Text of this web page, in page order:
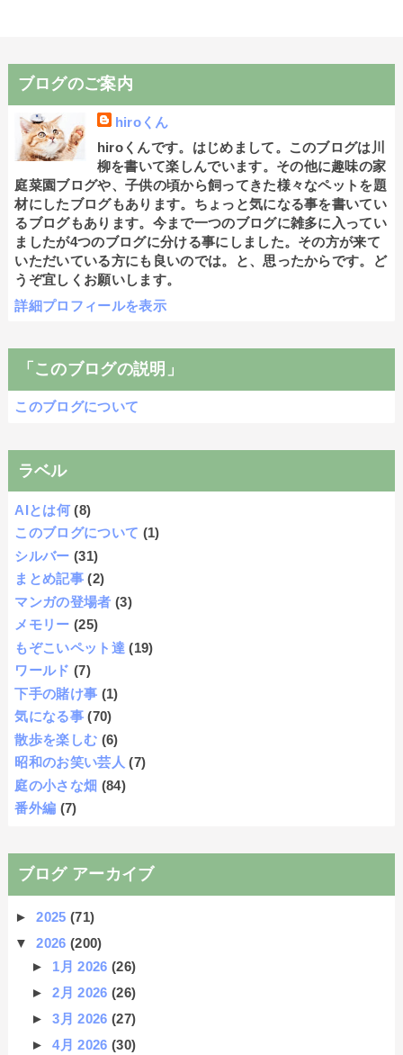
ブログのご案内
hiroくん
hiroくんです。はじめまして。このブログは川
柳を書いて楽しんでいます。その他に趣味の家
庭菜園ブログや、子供の頃から飼ってきた様々なペットを題
材にしたブログもあります。ちょっと気になる事を書いてい
るブログもあります。今まで一つのブログに雑多に入ってい
ましたが4つのブログに分ける事にしました。その方が来て
いただいている方にも良いのでは。と、思ったからです。ど
うぞ宜しくお願いします。
詳細プロフィールを表示
「このブログの説明」
このブログについて
ラベル
AIとは何 (8)
このブログについて (1)
シルバー (31)
まとめ記事 (2)
マンガの登場者 (3)
メモリー (25)
もぞこいペット達 (19)
ワールド (7)
下手の賭け事 (1)
気になる事 (70)
散歩を楽しむ (6)
昭和のお笑い芸人 (7)
庭の小さな畑 (84)
番外編 (7)
ブログ アーカイブ
►2025(71)
▼2026(200)
► 1月 2026 (26)
►2月 2026 (26)
►3月 2026 (27)
►4月 2026 (30)